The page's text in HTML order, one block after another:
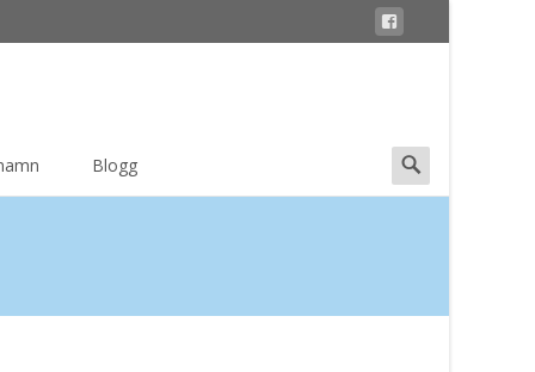
Blogg
Search
for: